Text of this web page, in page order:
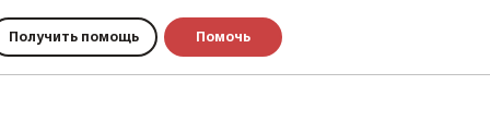
Получить помощь Помочь